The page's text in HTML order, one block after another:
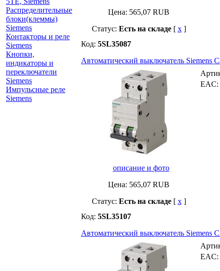
Распределительные
блоки(клеммы)
Siemens
Контакторы и реле
Siemens
Кнопки,
индикаторы и
переключатели
Siemens
Импульсные реле
Siemens
Цена: 565,07 RUB
Статус: Есть на складе[ x]
Код: 5SL35087
Автоматический выключатель Siemens
описание и фото
Цена: 565,07 RUB
Статус: Есть на складе[ x]
EAC:
Код: 5SL35107
Автоматический выключатель Siemens
EAC: